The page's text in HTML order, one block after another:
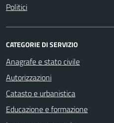
Politici
CATEGORIE DI SERVIZIO
Anagrafe e stato civile
Autorizzazioni
Catasto e urbanistica
Educazione e formazione